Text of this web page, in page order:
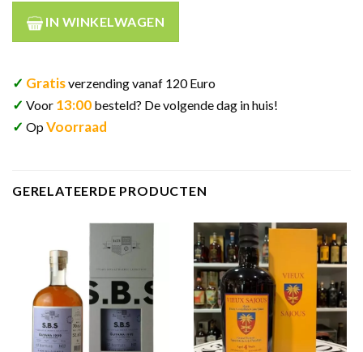
IN WINKELWAGEN
✓ Gratisverzending vanaf 120 Euro
✓ Voor 13:00 besteld? De volgende dag in huis!
✓ OpVoorraad
GERELATEERDE PRODUCTEN